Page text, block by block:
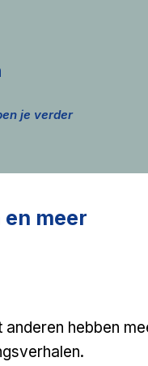
je verder
meer
hebben